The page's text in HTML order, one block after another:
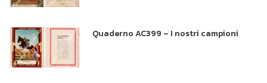
Quaderno AC399 – I nostri campioni